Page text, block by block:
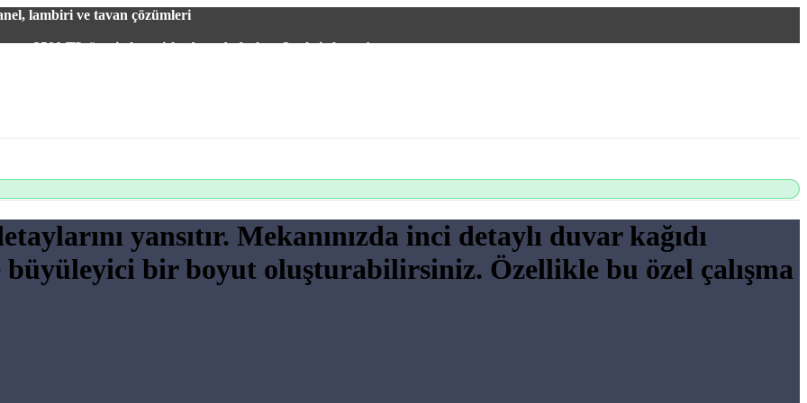
lambiri ve tavan çözümleri
2500 TL üzeri alışverişlerde vade farksız 3 taksit fırsatı!
yansıtır. Mekanınızda inci detaylı duvar kağıdı
bir boyut oluşturabilirsiniz. Özellikle bu özel çalışma